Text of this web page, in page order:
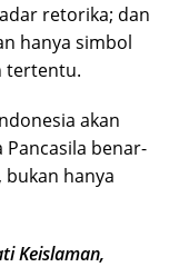
retorika; dan
hanya simbol
tertentu.
akan
benar-
hanya
Keislaman,